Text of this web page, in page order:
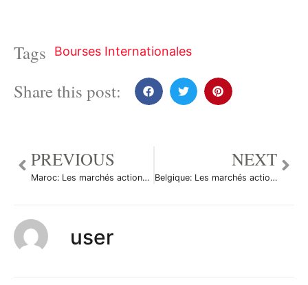
Tags Bourses Internationales
Share this post:
PREVIOUS
Maroc: Les marchés actions finissent en baisse; l’indice Moroccan All Shares recule de 0,24%
NEXT
Belgique: Les marchés actions finissent en hausse; l’indice BEL 20 gagne 0,77%
user